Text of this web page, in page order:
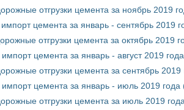
отгрузки цемента за ноябрь 2019
импорт цемента за январь - сентябрь 2019
отгрузки цемента за октябрь 2019
импорт цемента за январь - август 2019
отгрузки цемента за сентябрь 2019
импорт цемента за январь - июль 2019
отгрузки цемента за июль 2019